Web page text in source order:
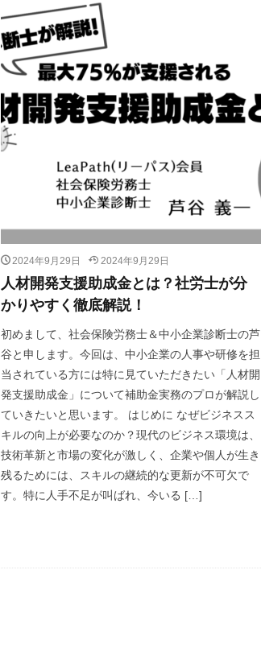
2024年9月29日 2024年9月29日
人材開発支援助成金とは？社労士が分
かりやすく徹底解説！
初めまして、社会保険労務士＆中小企業診断士の芦
谷と申します。今回は、中小企業の人事や研修を担
当されている方には特に見ていただきたい「人材開
発支援助成金」について補助金実務のプロが解説し
ていきたいと思います。 はじめに なぜビジネスス
キルの向上が必要なのか？現代のビジネス環境は、
技術革新と市場の変化が激しく、企業や個人が生き
残るためには、スキルの継続的な更新が不可欠で
す。特に人手不足が叫ばれ、今いる […]